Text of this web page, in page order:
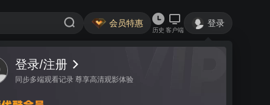
会员特惠
历史 客户端
登录
登录/注册
同步多端观看记录 尊享高清观影体验
视频 讨论